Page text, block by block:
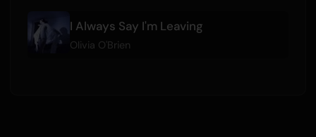
I Always Say I'm Leaving
Olivia O'Brien